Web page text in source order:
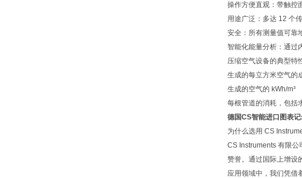
操作方便直观：带触控
用途广泛：多达 12 个
安全：所有测量值可靠
智能化能量分析：通过
压缩空气设备的典型特
生成的每立方米空气的
生成的空气的 kWh/m³
每根管道的消耗，包括
德国CS智能进口图表
为什么选用 CS
CS Instruments 有限公
赞誉。通过国际上增设
应用领域中，我们凭借